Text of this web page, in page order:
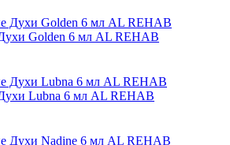
Golden 6 мл AL REHAB
Lubna 6 мл AL REHAB